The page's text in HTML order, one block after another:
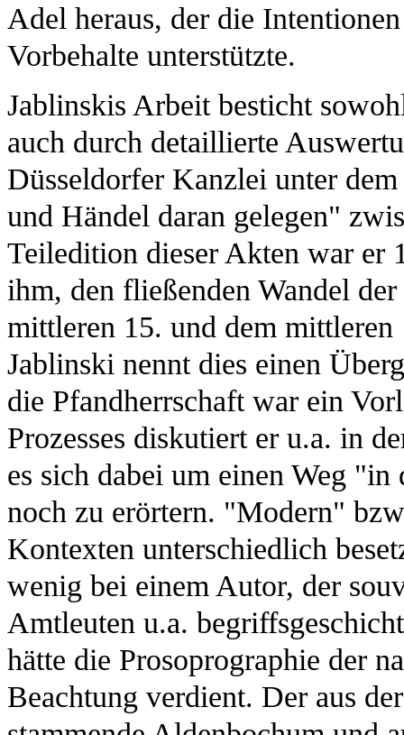
Adel heraus, der die
Vorbehalte unterstützte.
Jablinskis Arbeit besticht
auch durch detaillierte
Düsseldorfer Kanzlei unter
und Händel daran gelegen"
Teiledition dieser Akten war er
ihm, den fließenden Wandel
mittleren 15. und dem mittleren
Jablinski nennt dies einen
die Pfandherrschaft war ein
Prozesses diskutiert er u.a. in
es sich dabei um einen Weg
noch zu erörtern. "Modern"
Kontexten unterschiedlich
wenig bei einem Autor, der
Amtleuten u.a.
hätte die Prosoprographie der
Beachtung verdient. Der aus